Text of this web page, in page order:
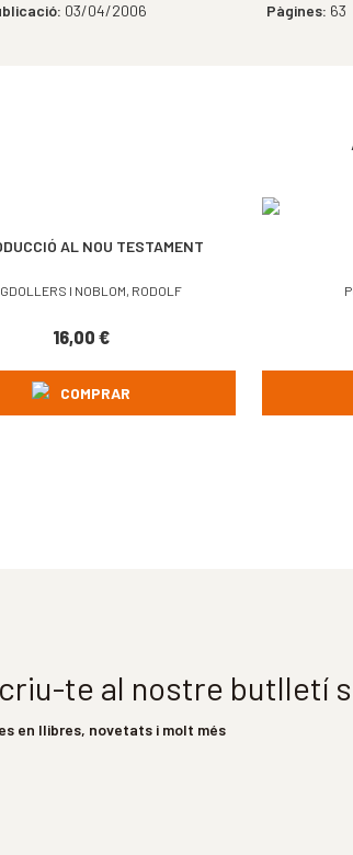
03/04/2006 Pàgines: 63
AL NOU TESTAMENT
I NOBLOM, RODOLF
16,00 €
COMPRAR
te al nostre butlletí
en llibres, novetats i molt més